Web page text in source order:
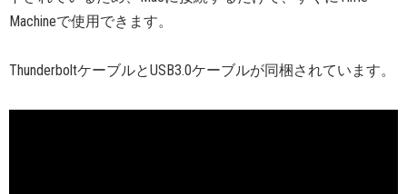
Machineで使用できます。
ThunderboltケーブルとUSB3.0ケーブルが同梱されています。